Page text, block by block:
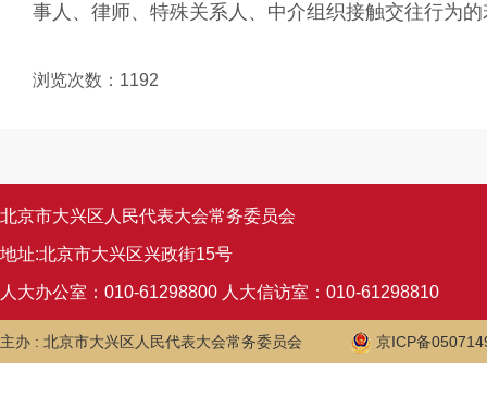
事人、律师、特殊关系人、中介组织接触交往行为
浏览次数： 1192
北京市大兴区人民代表大会常务委员会
地址:北京市大兴区兴政街15号
人大办公室：010-61298800 人大信访室：010-61298810
主办 : 北京市大兴区人民代表大会常务委员会 京ICP备